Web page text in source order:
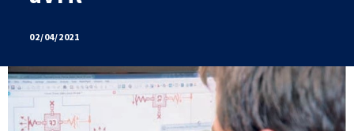
CETIM ALLEMAGNE
VIDÉOS
NOUS REJOINDRE
02/04/2021